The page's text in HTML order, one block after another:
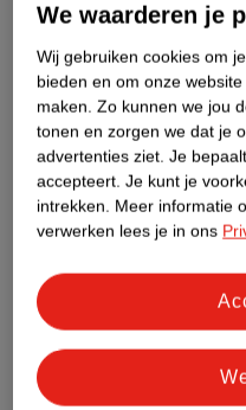
Productinformatie
Etiketinformatie
Nature Impact Score
Dit
Impact
Bestel &
We waarderen je
Wij gebruiken cookies om
bieden en om onze
maken. Zo kunnen we jou
tonen en zorgen we dat je
advertenties ziet. Je
accepteert. Je kunt je
intrekken. Meer informatie
verwerken lees je in ons